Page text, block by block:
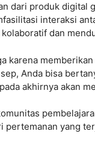
dari produk
interaksi
dan
karena
Anda bisa
akhirnya akan
pertemanan yang